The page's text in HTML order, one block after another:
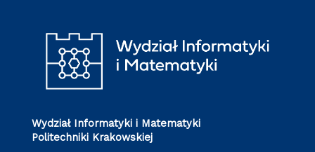
Wydział Informatyki i Matematyki
Politechniki Krakowskiej